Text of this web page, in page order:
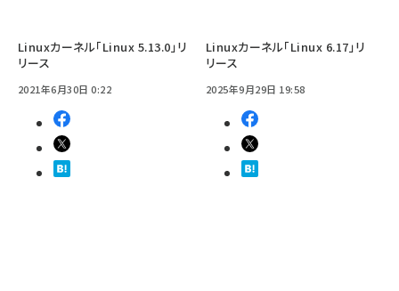
Linuxカーネル「Linux 5.13.0」リ
リース
2021年6月30日 0:22
Linuxカーネル「Linux 6.17」リ
リース
2025年9月29日 19:58